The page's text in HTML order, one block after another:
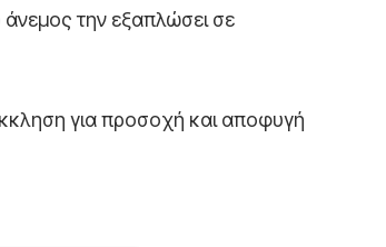
την εξαπλώσει σε
για προσοχή και αποφυγή